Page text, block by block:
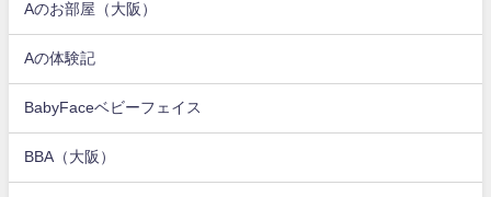
Aのお部屋（大阪）
Aの体験記
BabyFaceベビーフェイス
BBA（大阪）